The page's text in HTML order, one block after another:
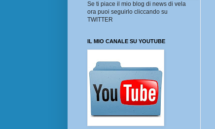
Se ti piace il mio blog di news di vela
ora puoi seguirlo cliccando su
TWITTER
IL MIO CANALE SU YOUTUBE